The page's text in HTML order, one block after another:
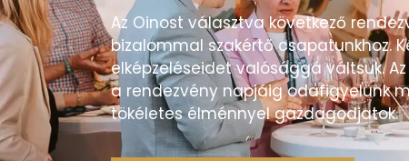
Az Oinost választva következő
bizalommal szakértő csapatunkhoz.
elképzeléseidet valósággá váltsuk.
a rendezvény napjáig odafigyelünk
tökéletes élménnyel gazdagodjatok.